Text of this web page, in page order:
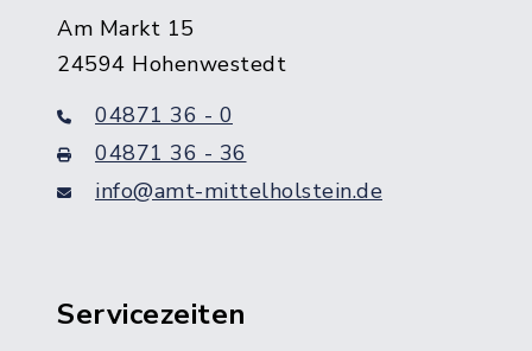
Am Markt 15
24594 Hohenwestedt
04871 36 - 0
04871 36 - 36
info@amt-mittelholstein.de
Servicezeiten